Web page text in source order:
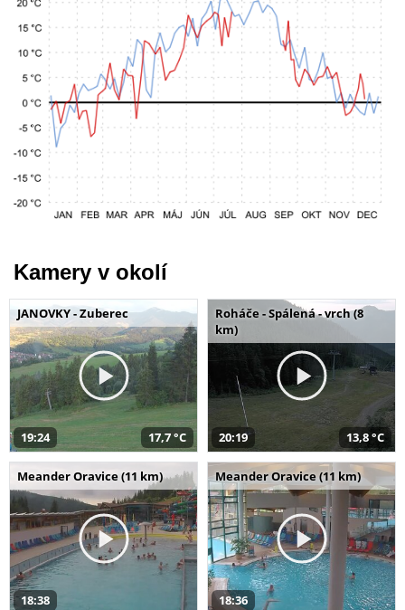
Kamery v okolí
JANOVKY - Zuberec
19:24 17,7 °C
Roháče - Spálená - vrch (8
km)
20:19 13,8 °C
Meander Oravice (11 km)
18:38
Meander Oravice (11 km)
18:36